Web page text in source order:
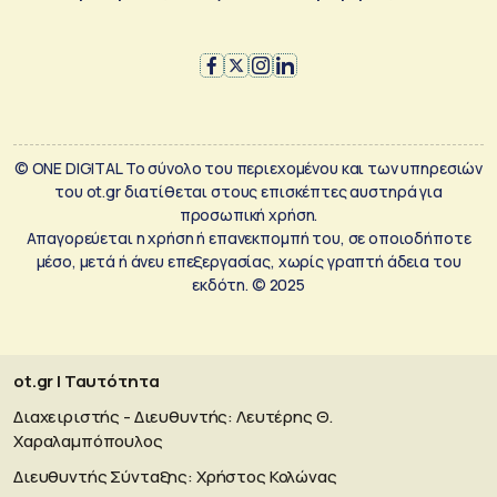
© ONE DIGITAL Το σύνολο του περιεχομένου και των υπηρεσιών
του ot.gr διατίθεται στους επισκέπτες αυστηρά για
προσωπική χρήση.
Απαγορεύεται η χρήση ή επανεκπομπή του, σε οποιοδήποτε
μέσο, μετά ή άνευ επεξεργασίας, χωρίς γραπτή άδεια του
εκδότη. © 2025
ot.gr | Ταυτότητα
Διαχειριστής - Διευθυντής: Λευτέρης Θ.
Χαραλαμπόπουλος
Διευθυντής Σύνταξης: Χρήστος Κολώνας